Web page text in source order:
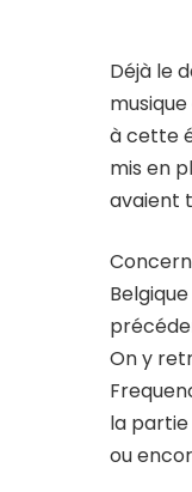
Déjà le
à cette
mis en
avaient
On y
la partie
ou